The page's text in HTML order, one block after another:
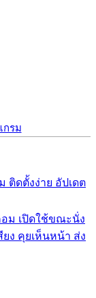
กรม
ติดตั้งง่าย อัปเดต
อม เปิดใช้ขณะนั่ง
ง คุยเห็นหน้า ส่ง